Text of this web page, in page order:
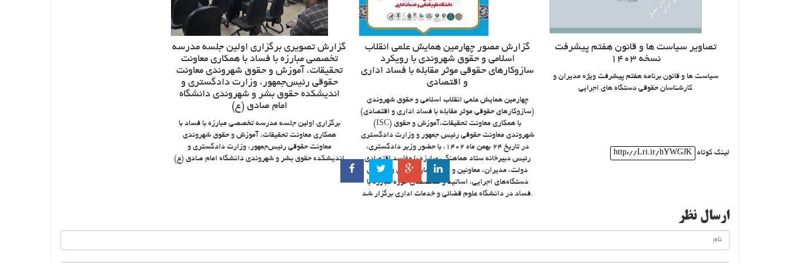
تصاویر سیاست ها و قانون هفتم پیشرفت
نسخه 1403
سیاست ها و قانون برنامه هفتم پیشرفت ویژه مدیران و
کارشناسان حقوقی دستگاه های اجرایی
گزارش مصور چهارمین همایش علمی انقلاب
اسلامی و حقوق شهروندی با رویکرد
سازوکار‌های حقوقی موثر مقابله با فساد اداری
و اقتصادی
چهارمین همایش علمی انقلاب اسلامی و حقوق شهروندی
(سازوکار‌های حقوقی موثر مقابله با فساد اداری و اقتصادی)
(ISC) با همکاری معاونت تحقیقات،آموزش و حقوق
شهروندی معاونت حقوقی رئیس جمهور و وزارت دادگستری
در تاریخ ۲۴ بهمن ماه 1402، با حضور وزیر دادگستری،
رئیس دبیرخانه ستاد هماهنگی مبارزه با مفاسد اقتصادی
دولت، مدیران، معاونین و کارشناسان حقوقی و بازرسی
دستگاه‌های اجرایی، اساتید و متخصصان حوزه مبارزه با
فساد در دانشگاه علوم قضائی و خدمات اداری برگزار شد.
گزارش تصویری برگزاری اولین جلسه مدرسه
تخصصی مبارزه با فساد با همکاری معاونت
تحقیقات، آموزش و حقوق شهروندی معاونت
حقوقی رئیس‌جمهور، وزارت دادگستری و
اندیشکده حقوق بشر و شهروندی دانشگاه
امام صادق (ع)
برگزاری اولین جلسه مدرسه تخصصی مبارزه با فساد با
همکاری معاونت تحقیقات، آموزش و حقوق شهروندی
معاونت حقوقی رئیس‌جمهور، وزارت دادگستری و
اندیشکده حقوق بشر و شهروندی دانشگاه امام صادق (ع)
لینک کوتاه http://Lri.ir/hYWGJK
ارسال نظر